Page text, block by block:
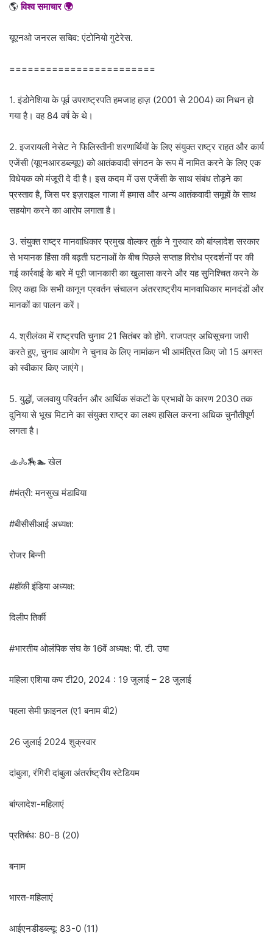
🌎विश्व समाचार 🌍
यूएनओ जनरल सचिव: एंटोनियो गुटेरेस.
========================
1. इंडोनेशिया के पूर्व उपराष्ट्रपति हमजाह हाज़ (2001 से 2004) का निधन हो
गया है। वह 84 वर्ष के थे।
2. इजरायली नेसेट ने फिलिस्तीनी शरणार्थियों के लिए संयुक्त राष्ट्र राहत और कार्य
एजेंसी (यूएनआरडब्ल्यूए) को आतंकवादी संगठन के रूप में नामित करने के लिए एक
विधेयक को मंजूरी दे दी है। इस कदम में उस एजेंसी के साथ संबंध तोड़ने का
प्रस्ताव है, जिस पर इज़राइल गाजा में हमास और अन्य आतंकवादी समूहों के साथ
सहयोग करने का आरोप लगाता है।
3. संयुक्त राष्ट्र मानवाधिकार प्रमुख वोल्कर तुर्क ने गुरुवार को बांग्लादेश सरकार
से भयानक हिंसा की बढ़ती घटनाओं के बीच पिछले सप्ताह विरोध प्रदर्शनों पर की
गई कार्रवाई के बारे में पूरी जानकारी का खुलासा करने और यह सुनिश्चित करने के
लिए कहा कि सभी कानून प्रवर्तन संचालन अंतरराष्ट्रीय मानवाधिकार मानदंडों और
मानकों का पालन करें।
4. श्रीलंका में राष्ट्रपति चुनाव 21 सितंबर को होंगे. राजपत्र अधिसूचना जारी
करते हुए, चुनाव आयोग ने चुनाव के लिए नामांकन भी आमंत्रित किए जो 15 अगस्त
को स्वीकार किए जाएंगे।
5. युद्धों, जलवायु परिवर्तन और आर्थिक संकटों के प्रभावों के कारण 2030 तक
दुनिया से भूख मिटाने का संयुक्त राष्ट्र का लक्ष्य हासिल करना अधिक चुनौतीपूर्ण
लगता है।
🚣🚴🏇🏊 खेल
#मंत्री: मनसुख मंडाविया
#बीसीसीआई अध्यक्ष:
रोजर बिन्नी
#हॉकी इंडिया अध्यक्ष:
दिलीप तिर्की
#भारतीय ओलंपिक संघ के 16वें अध्यक्ष: पी. टी. उषा
महिला एशिया कप टी20, 2024 : 19 जुलाई – 28 जुलाई
पहला सेमी फ़ाइनल (ए1 बनाम बी2)
26 जुलाई 2024 शुक्रवार
दांबुला, रंगिरी दांबुला अंतर्राष्ट्रीय स्टेडियम
बांग्लादेश-महिलाएं
प्रतिबंध: 80-8 (20)
बनाम
भारत-महिलाएं
आईएनडीडब्ल्यू: 83-0 (11)